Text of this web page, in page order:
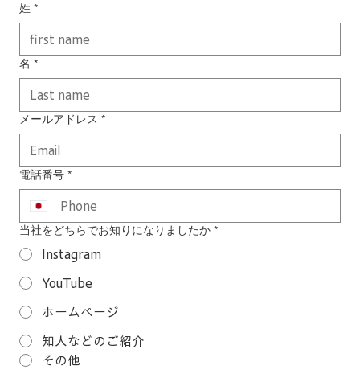
姓 *
名 *
メールアドレス *
電話番号 *
当社をどちらでお知りになりましたか *
Instagram
YouTube
ホームページ
知人などのご紹介
その他